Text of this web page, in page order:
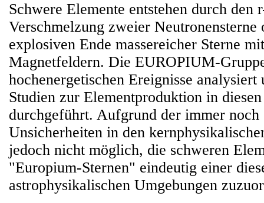
Schwere Elemente entstehen durch den
Verschmelzung zweier Neutronensterne
explosiven Ende massereicher Sterne
Magnetfeldern. Die EUROPIUM-
hochenergetischen Ereignisse
Studien zur Elementproduktion in
durchgeführt. Aufgrund der immer noch
Unsicherheiten in den
jedoch nicht möglich, die schweren
"Europium-Sternen" eindeutig einer
astrophysikalischen Umgebungen